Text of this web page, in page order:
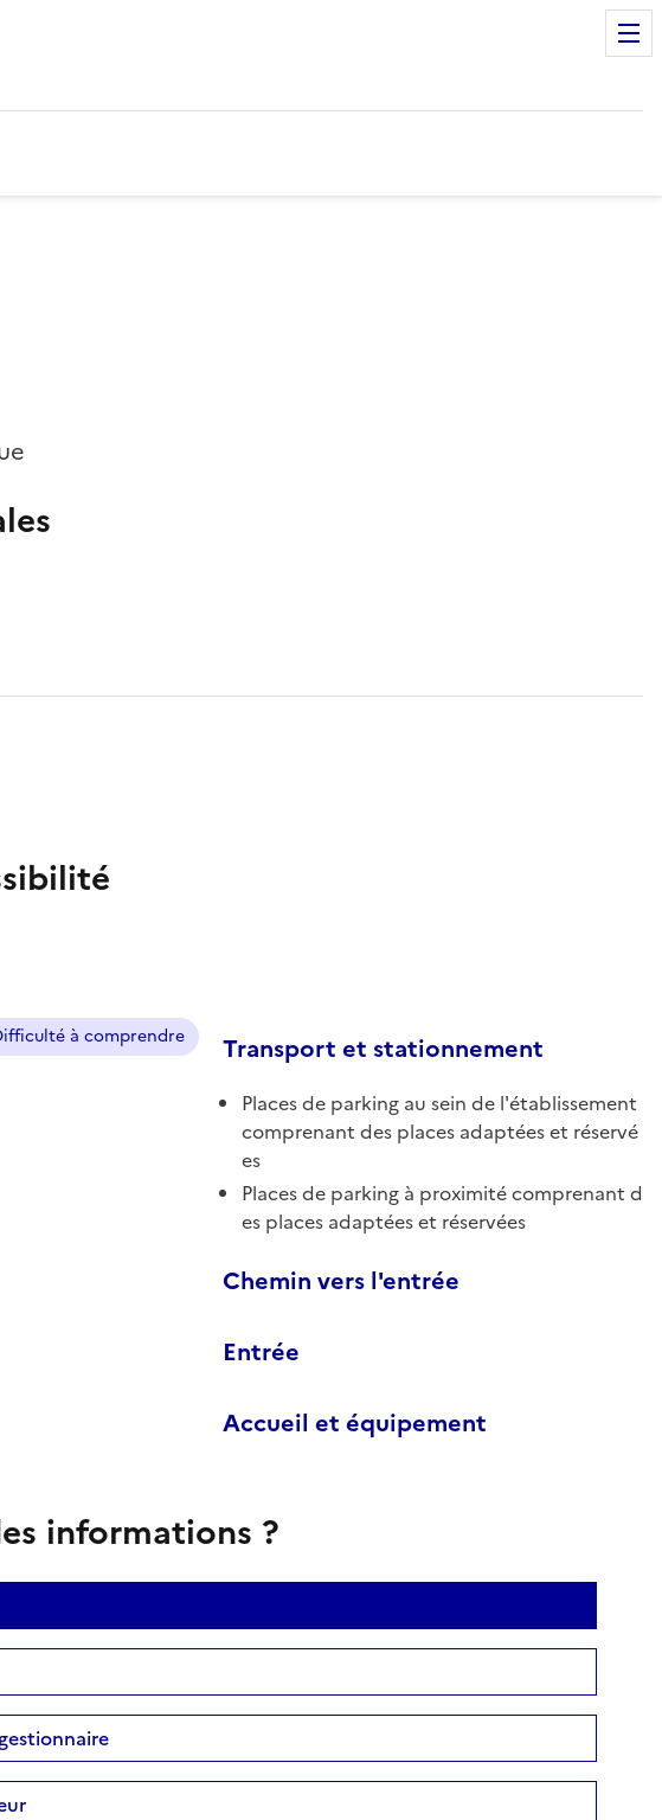
à comprendre Transport et stationnement
Places de parking au sein de l'établissement
comprenant des places adaptées et réservé
es
Places de parking à proximité comprenant d
es places adaptées et réservées
Chemin vers l'entrée
Entrée
Accueil et équipement
informations ?